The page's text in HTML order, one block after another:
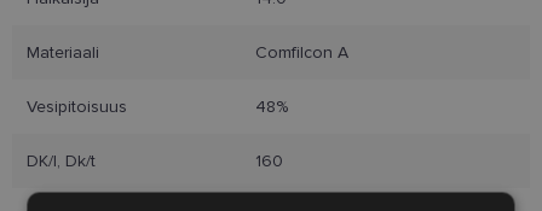
Materiaali Comfilcon A
Vesipitoisuus 48%
DK/l, Dk/t 160